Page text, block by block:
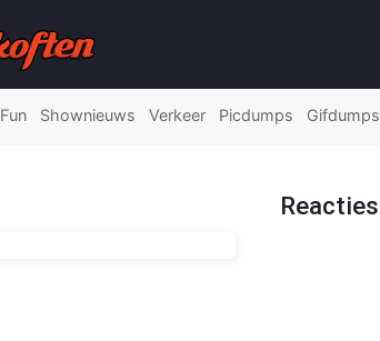
Fun Shownieuws Verkeer Picdumps Gifdumps
Reacties